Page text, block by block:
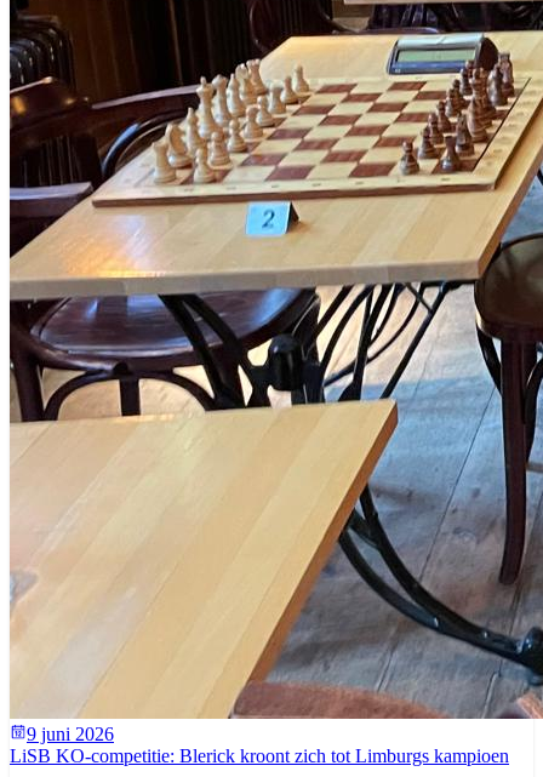
9 juni 2026
LiSB KO-competitie: Blerick kroont zich tot Limburgs kampioen